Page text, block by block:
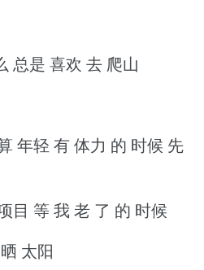
总是 喜欢 去 爬山
年轻 有 体力 的 时候 先
目 等 我 老 了 的 时候
太阳